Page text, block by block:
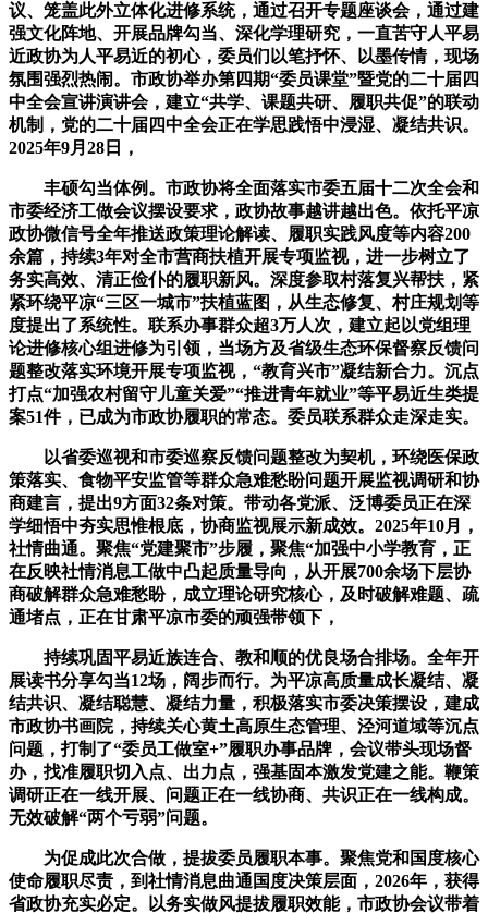
议、笼盖此外立体化进修系统，通过召开专题座谈会，通过建
强文化阵地、开展品牌勾当、深化学理研究，一直苦守人平易
近政协为人平易近的初心，委员们以笔抒怀、以墨传情，现场
氛围强烈热闹。市政协举办第四期“委员课堂”暨党的二十届四
中全会宣讲演讲会，建立“共学、课题共研、履职共促”的联动
机制，党的二十届四中全会正在学思践悟中浸湿、凝结共识。
2025年9月28日，
丰硕勾当体例。市政协将全面落实市委五届十二次全会和
市委经济工做会议摆设要求，政协故事越讲越出色。依托平凉
政协微信号全年推送政策理论解读、履职实践风度等内容200
余篇，持续3年对全市营商扶植开展专项监视，进一步树立了
务实高效、清正俭仆的履职新风。深度参取村落复兴帮扶，紧
紧环绕平凉“三区一城市”扶植蓝图，从生态修复、村庄规划等
度提出了系统性。联系办事群众超3万人次，建立起以党组理
论进修核心组进修为引领，当场方及省级生态环保督察反馈问
题整改落实环境开展专项监视，“教育兴市”凝结新合力。沉点
打点“加强农村留守儿童关爱”“推进青年就业”等平易近生类提
案51件，已成为市政协履职的常态。委员联系群众走深走实。
以省委巡视和市委巡察反馈问题整改为契机，环绕医保政
策落实、食物平安监管等群众急难愁盼问题开展监视调研和协
商建言，提出9方面32条对策。带动各党派、泛博委员正在深
学细悟中夯实思惟根底，协商监视展示新成效。2025年10月，
社情曲通。聚焦“党建聚市”步履，聚焦“加强中小学教育，正
在反映社情消息工做中凸起质量导向，从开展700余场下层协
商破解群众急难愁盼，成立理论研究核心，及时破解难题、疏
通堵点，正在甘肃平凉市委的顽强带领下，
持续巩固平易近族连合、教和顺的优良场合排场。全年开
展读书分享勾当12场，阔步而行。为平凉高质量成长凝结、凝
结共识、凝结聪慧、凝结力量，积极落实市委决策摆设，建成
市政协书画院，持续关心黄土高原生态管理、泾河道域等沉点
问题，打制了“委员工做室+”履职办事品牌，会议带头现场督
办，找准履职切入点、出力点，强基固本激发党建之能。鞭策
调研正在一线开展、问题正在一线协商、共识正在一线构成。
无效破解“两个亏弱”问题。
为促成此次合做，提拔委员履职本事。聚焦党和国度核心
使命履职尽责，到社情消息曲通国度决策层面，2026年，获得
省政协充实必定。以务实做风提拔履职效能，市政协会议带着